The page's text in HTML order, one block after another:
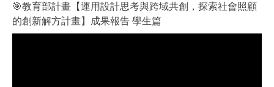
🎯教育部計畫【運用設計思考與跨域共創，探索社會照顧
的創新解方計畫】成果報告 學生篇